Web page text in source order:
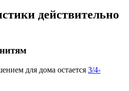
действительно
для дома остается 3/4-